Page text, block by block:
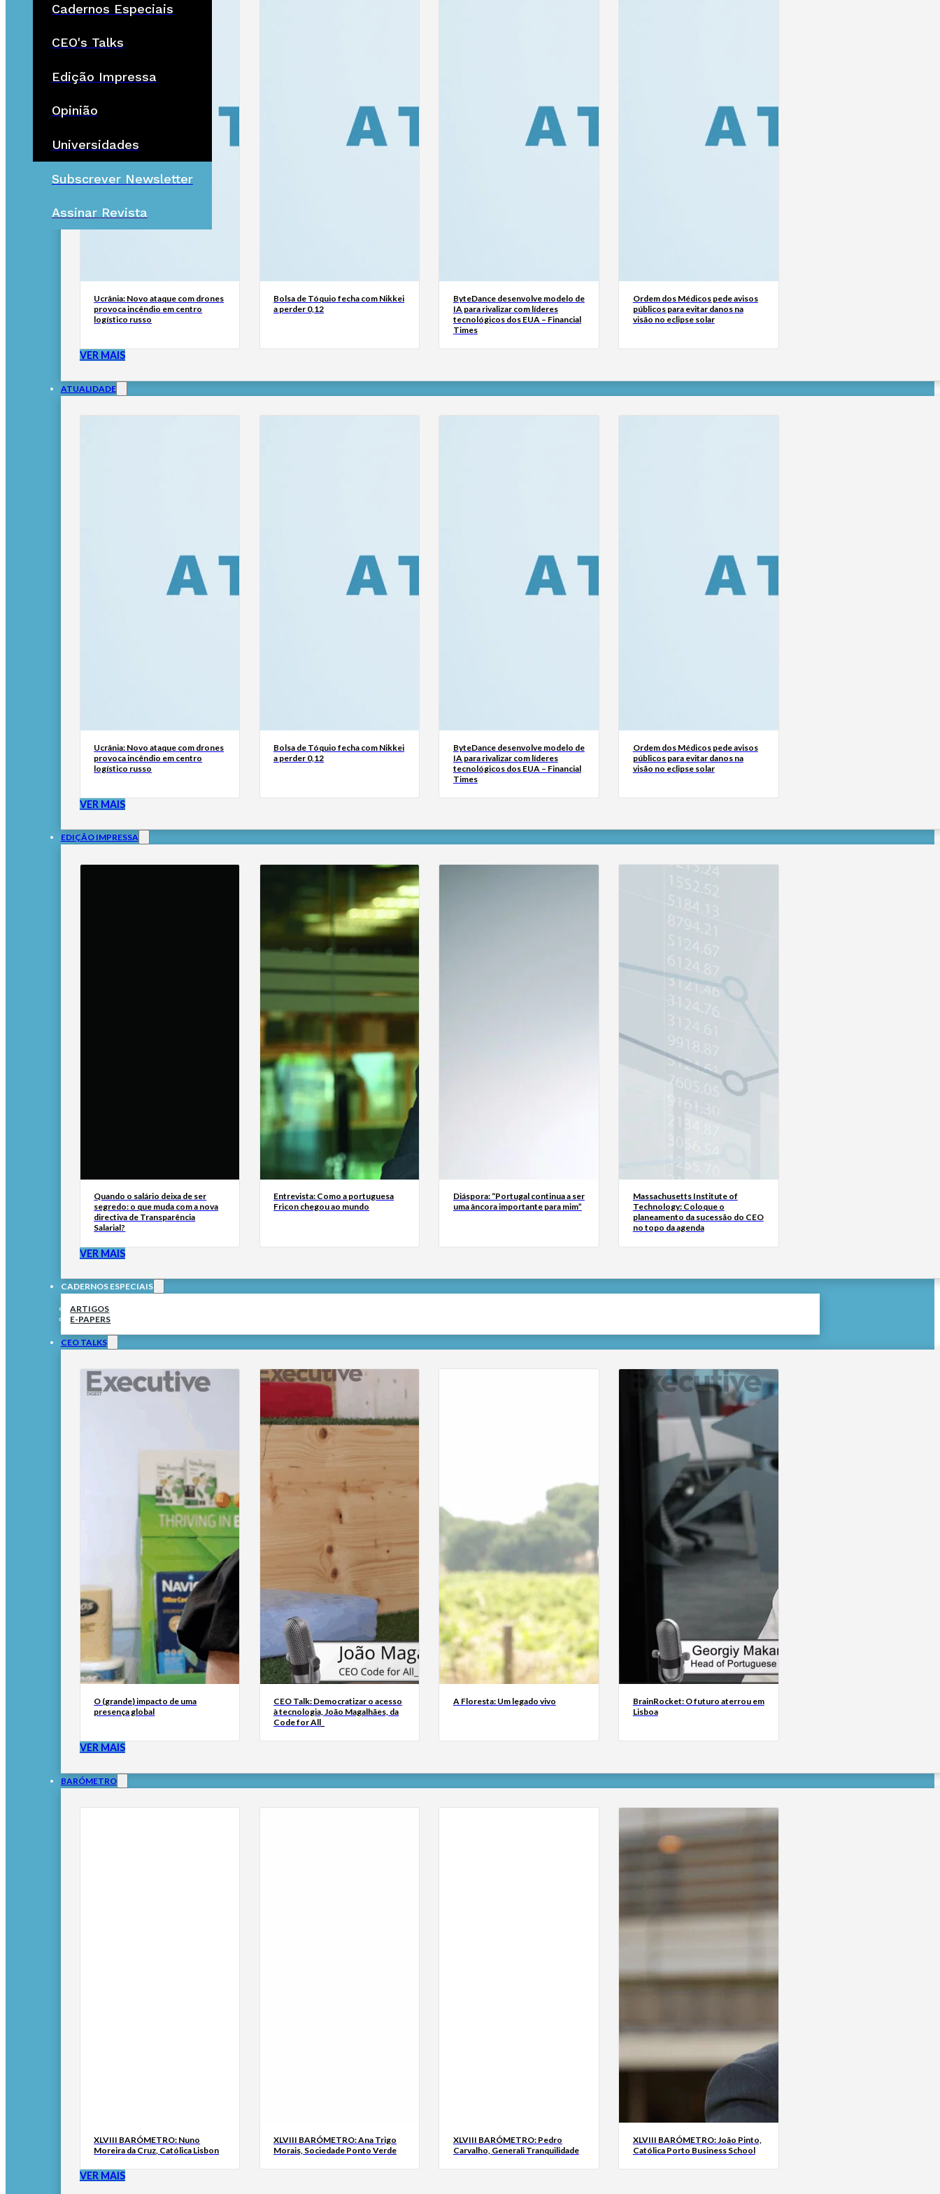
Cadernos Especiais
CEO's Talks
Edição Impressa
Opinião
Universidades
Subscrever Newsletter
Assinar Revista
Ucrânia: Novo ataque com drones
provoca incêndio em centro
logístico russo
Bolsa de Tóquio fecha com Nikkei
a perder 0,12
ByteDance desenvolve modelo de
IA para rivalizar com líderes
tecnológicos dos EUA – Financial
Times
Ordem dos Médicos pede avisos
públicos para evitar danos na
visão no eclipse solar
VER MAIS
ATUALIDADE
Ucrânia: Novo ataque com drones
provoca incêndio em centro
logístico russo
Bolsa de Tóquio fecha com Nikkei
a perder 0,12
ByteDance desenvolve modelo de
IA para rivalizar com líderes
tecnológicos dos EUA – Financial
Times
Ordem dos Médicos pede avisos
públicos para evitar danos na
visão no eclipse solar
VER MAIS
EDIÇÃO IMPRESSA
Quando o salário deixa de ser
segredo: o que muda com a nova
directiva de Transparência
Salarial?
Entrevista: Como a portuguesa
Fricon chegou ao mundo
Diáspora: “Portugal continua a ser
uma âncora importante para mim”
Massachusetts Institute of
Technology: Coloque o
planeamento da sucessão do CEO
no topo da agenda
VER MAIS
CADERNOS ESPECIAIS
ARTIGOS
E-PAPERS
CEO TALKS
O (grande) impacto de uma
presença global
CEO Talk: Democratizar o acesso
à tecnologia, João Magalhães, da
Code for All_
A Floresta: Um legado vivo
BrainRocket: O futuro aterrou em
Lisboa
VER MAIS
BARÓMETRO
XLVIII BARÓMETRO: Nuno
Moreira da Cruz, Católica Lisbon
XLVIII BARÓMETRO: Ana Trigo
Morais, Sociedade Ponto Verde
XLVIII BARÓMETRO: Pedro
Carvalho, Generali Tranquilidade
XLVIII BARÓMETRO: João Pinto,
Católica Porto Business School
VER MAIS